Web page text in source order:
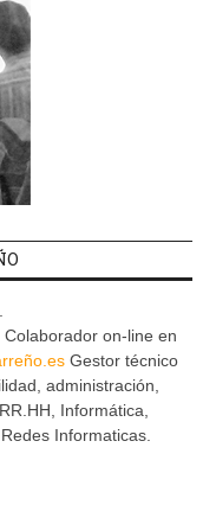
on-line en
Gestor técnico
administración,
Informática,
Informaticas.